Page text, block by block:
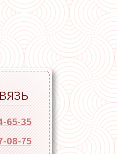
65-35
08-75